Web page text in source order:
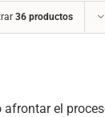
36 productos
afrontar el